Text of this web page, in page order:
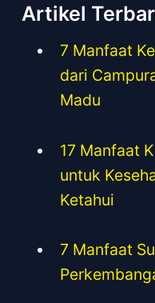
Artikel
7 Manfaat
dari
Madu
17 Manfaat
untuk
Ketahui
7 Manfaat